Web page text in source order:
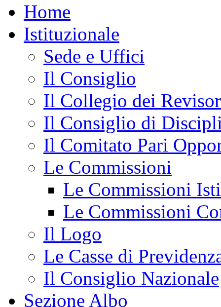
Home
Istituzionale
Sede e Uffici
Il Consiglio
Il Collegio dei
Il Consiglio di
Il Comitato Pari
Le Commissioni
Le Commissioni
Le Commissioni
Il Logo
Le Casse di
Il Consiglio Nazionale
Sezione Albo